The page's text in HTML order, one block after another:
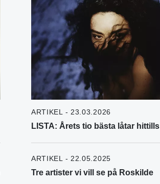
ARTIKEL - 23.03.2026
LISTA: Årets tio bästa låtar hittills
ARTIKEL - 22.05.2025
Tre artister vi vill se på Roskilde